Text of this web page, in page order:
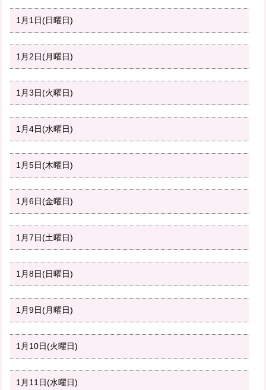
1月1日(日曜日)
1月2日(月曜日)
1月3日(火曜日)
1月4日(水曜日)
1月5日(木曜日)
1月6日(金曜日)
1月7日(土曜日)
1月8日(日曜日)
1月9日(月曜日)
1月10日(火曜日)
1月11日(水曜日)